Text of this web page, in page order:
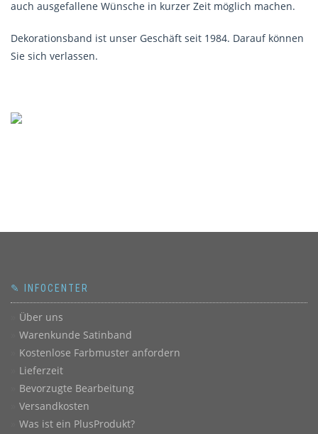
auch ausgefallene Wünsche in kurzer Zeit möglich machen.
Dekorationsband ist unser Geschäft seit 1984. Darauf können
Sie sich verlassen.
✎ INFOCENTER
Über uns
Warenkunde Satinband
Kostenlose Farbmuster anfordern
Lieferzeit
Bevorzugte Bearbeitung
Versandkosten
Was ist ein PlusProdukt?